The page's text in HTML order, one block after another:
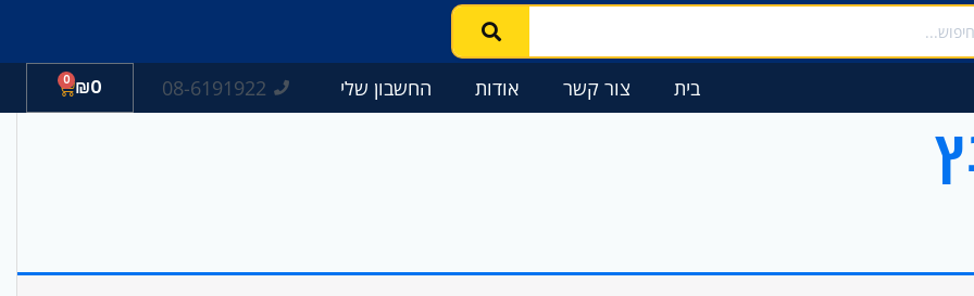
08-6191922
₪0
0
עגלת
קניות
בית צור קשר אודות החשבון שלי